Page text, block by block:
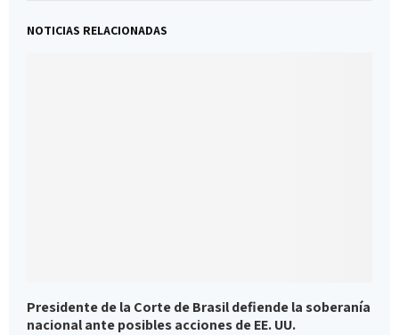
NOTICIAS RELACIONADAS
Presidente de la Corte de Brasil defiende la soberanía
nacional ante posibles acciones de EE. UU.